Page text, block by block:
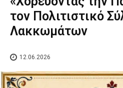
τον Πολιτιστικό
Λακκωμάτων
12.06.2026